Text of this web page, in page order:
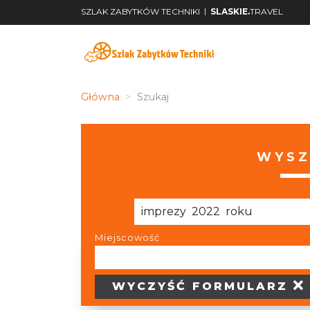
SZLAK ZABYTKÓW TECHNIKI | SLASKIE.TRAVEL
Główna Szukaj
Miejscowość
WYCZYŚĆ FORMULARZ